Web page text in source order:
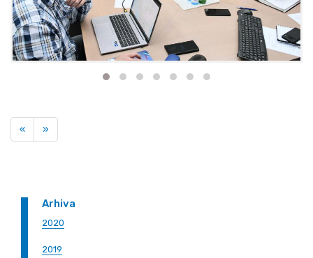
«Previous
»
Arhiva
2020
2019